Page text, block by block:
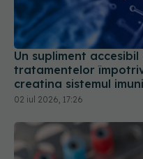
Un supliment
tratamentelor
creatina sistemul
02 iul 2026, 17:26